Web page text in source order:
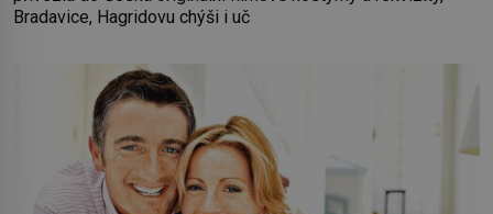
Bradavice, Hagridovu chýši i uč